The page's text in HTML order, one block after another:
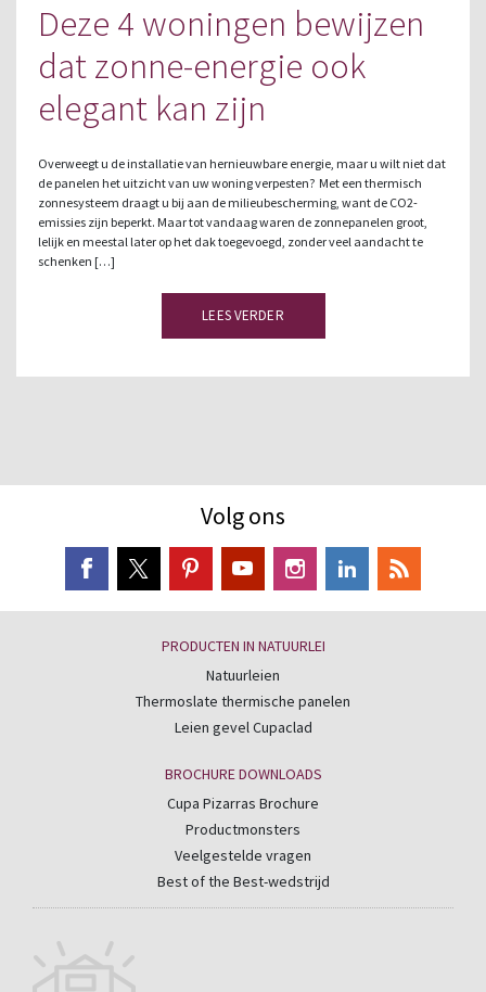
Deze 4 woningen bewijzen
dat zonne-energie ook
elegant kan zijn
Overweegt u de installatie van hernieuwbare energie, maar u wilt niet dat
de panelen het uitzicht van uw woning verpesten? Met een thermisch
zonnesysteem draagt u bij aan de milieubescherming, want de CO2-
emissies zijn beperkt. Maar tot vandaag waren de zonnepanelen groot,
lelijk en meestal later op het dak toegevoegd, zonder veel aandacht te
schenken […]
LEES VERDER
Volg ons
PRODUCTEN IN NATUURLEI
Natuurleien
Thermoslate thermische panelen
Leien gevel Cupaclad
BROCHURE DOWNLOADS
Cupa Pizarras Brochure
Productmonsters
Veelgestelde vragen
Best of the Best-wedstrijd